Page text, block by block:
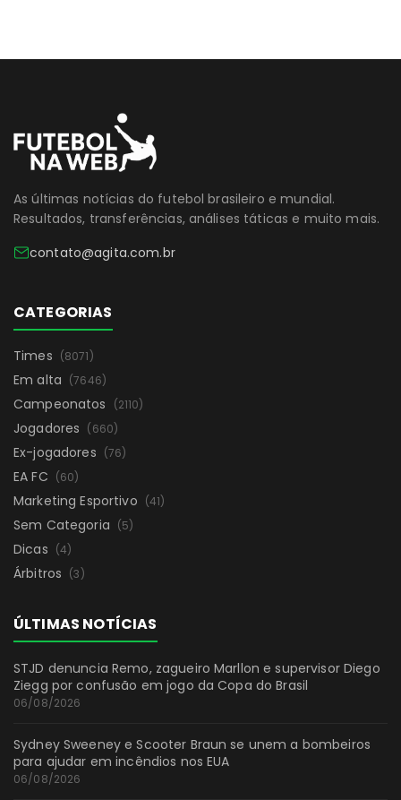
As últimas notícias do futebol brasileiro e mundial.
Resultados, transferências, análises táticas e muito mais.
contato@agita.com.br
CATEGORIAS
Times (8071)
Em alta (7646)
Campeonatos (2110)
Jogadores (660)
Ex-jogadores (76)
EA FC (60)
Marketing Esportivo (41)
Sem Categoria (5)
Dicas (4)
Árbitros (3)
ÚLTIMAS NOTÍCIAS
STJD denuncia Remo, zagueiro Marllon e supervisor Diego
Ziegg por confusão em jogo da Copa do Brasil
06/08/2026
Sydney Sweeney e Scooter Braun se unem a bombeiros
para ajudar em incêndios nos EUA
06/08/2026